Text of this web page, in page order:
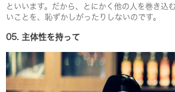
といいます。だから、とにかく他の人を巻き込
いことを、恥ずかしがったりしないのです。
05. 主体性を持って